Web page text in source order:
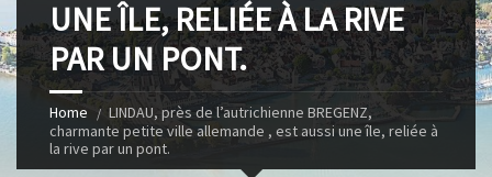
UNE ÎLE, RELIÉE À LA RIVE
PAR UN PONT.
Home
LINDAU, près de l’autrichienne BREGENZ,
charmante petite ville allemande , est aussi une île, reliée à
la rive par un pont.